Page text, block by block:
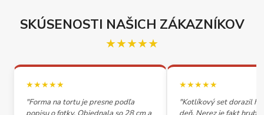
SKÚSENOSTI NAŠICH ZÁKAZNÍKOV
★★★★★
★★★★★
"Forma na tortu je presne podľa
★★★★★
"Kotlíkový set dorazil